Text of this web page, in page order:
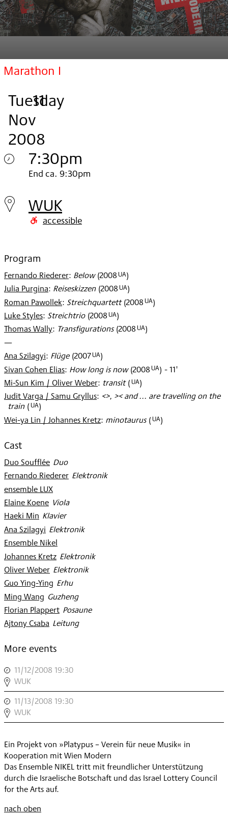
Marathon I
Tuesday
, 11
.
Nov
2008
.
7:30pm
Tuesday
11.
Nov
End ca. 9:30pm
WUK
accessible
Program
Fernando Riederer: Below (2008 UA)
Julia Purgina: Reiseskizzen (2008 UA)
Roman Pawollek: Streichquartett (2008 UA)
Luke Styles: Streichtrio (2008 UA)
Thomas Wally: Transfigurations (2008 UA)
—
Ana Szilagyi: Flüge (2007UA)
Sivan Cohen Elias: How long is now (2008 UA) - 11'
Mi-Sun Kim / Oliver Weber: transit (UA)
Judit Varga / Samu Gryllus: <>, >< and ... are travelling on the
train (UA)
Wei-ya Lin / Johannes Kretz: minotaurus(UA)
Cast
Duo Soufflée
: Duo
Fernando Riederer
: Elektronik
ensemble LUX
Elaine Koene
: Viola
Haeki Min: Klavier
Ana Szilagyi: Elektronik
Ensemble Nikel
Johannes Kretz
: Elektronik
Oliver Weber
: Elektronik
Guo Ying-Ying: Erhu
Ming Wang: Guzheng
Florian Plappert
: Posaune
Ajtony Csaba: Leitung
More events
11/12/2008 19:30
MARATHON
II
,
WUK
11/13/2008 19:30
MARATHON
III
WUK
Ein Projekt von »Platypus – Verein für neue Musik« in
Kooperation mit Wien Modern
Das Ensemble NIKEL tritt mit freundlicher Unterstützung
durch die Israelische Botschaft und das Israel Lottery Council
for the Arts auf.
nach oben